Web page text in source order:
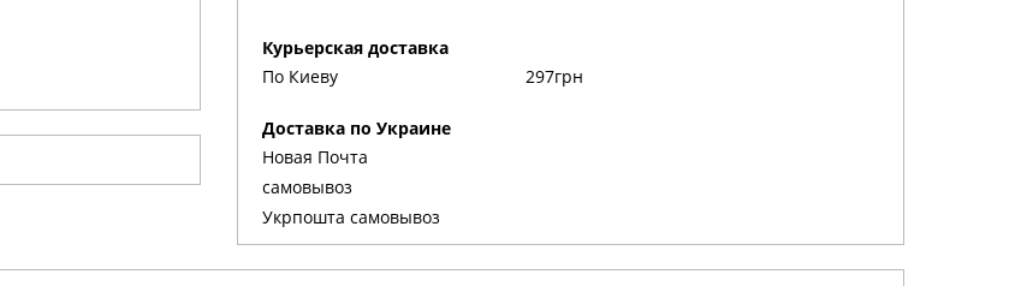
Курьерская доставка
По Киеву
297грн
Доставка по Украине
Новая Почта
cамовывоз
Укрпошта cамовывоз